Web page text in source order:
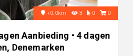
+0.0km 3 0 0
Aanbieding • 4 dagen
Denemarken